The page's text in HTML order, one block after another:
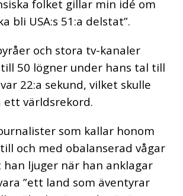
folket gillar min idé om
bli USA:s 51:a delstat”.
och stora tv-kanaler
50 lögner under hans tal till
22:a sekund, vilket skulle
ett världsrekord.
som kallar honom
och med obalanserad vågar
han ljuger när han anklagar
”ett land som äventyrar